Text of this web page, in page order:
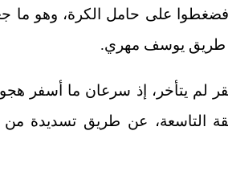
فضغطوا على حامل الكرة، وهو
طريق يوسف مهري.
لم يتأخر، إذ سرعان ما أسفر
التاسعة، عن طريق تسديدة من